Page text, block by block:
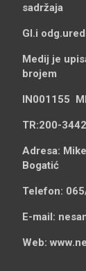
sadržaja
Gl.i
Medij je
brojem
IN001155
TR:200-
Adresa:
Bogatić
Telefon:
E-mail:
Web: